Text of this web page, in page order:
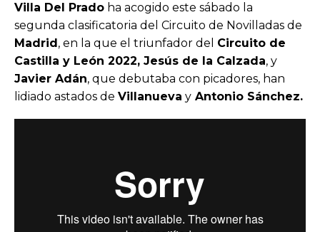
Villa Del Prado ha acogido este sábado la
segunda clasificatoria del Circuito de Novilladas de
Madrid, en la que el triunfador del Circuito de
Castilla y León 2022, Jesús de la Calzada, y
Javier Adán, que debutaba con picadores, han
lidiado astados de Villanueva y Antonio Sánchez.